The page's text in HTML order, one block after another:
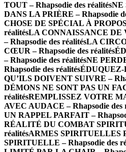
TOUT – Rhapsodie des réalitésNE
DANS LA PRIÈRE – Rhapsodie
CHOSE DE SPÉCIAL À
réalitésLA CONNAISSANCE
– Rhapsodie des réalitésLA
CŒUR – Rhapsodie des réalités
– Rhapsodie des réalitésNE
Rhapsodie des réalités
QU’ILS DOIVENT SUIVRE –
DÉMONS NE SONT PAS UN
réalitésREMPLISSEZ VOTRE
AVEC AUDACE – Rhapsodie des
UN RAPPEL PARFAIT –
RÉALITÉ DU COMBAT
réalitésARMES SPIRITUELLES
SPIRITUELLE – Rhapsodie des